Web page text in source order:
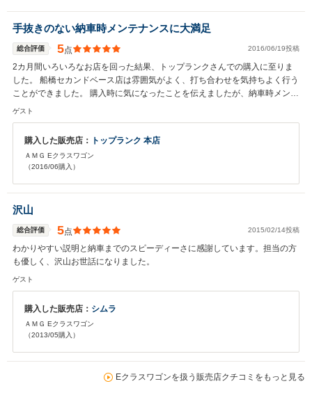
手抜きのない納車時メンテナンスに大満足
総合評価 5点 2016/06/19投稿
2カ月間いろいろなお店を回った結果、トップランクさんでの購入に至りま
した。 船橋セカンドベース店は雰囲気がよく、打ち合わせを気持ちよく行う
ことができました。 購入時に気になったことを伝えましたが、納車時メンテ
ナンスで全てを叶えていただき大変満足してております。（ローター研磨、
ンスもお願いすることにしようと思います。
ゲスト
購入した販売店： トップランク 本店
ＡＭＧ Eクラスワゴン
（2016/06購入）
沢山
総合評価 5点 2015/02/14投稿
わかりやすい説明と納車までのスピーディーさに感謝しています。担当の方
も優しく、沢山お世話になりました。
ゲスト
購入した販売店： シムラ
ＡＭＧ Eクラスワゴン
（2013/05購入）
Eクラスワゴンを扱う販売店クチコミをもっと見る